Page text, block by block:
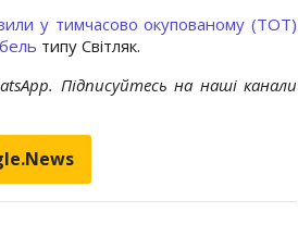
у тимчасово окупованому (ТОТ)
типу Світляк.
Підписуйтесь на наші канали